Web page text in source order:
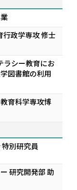
行政学専攻 修士
ラシー教育にお
図書館の利用
育科学専攻博
別研究員
研究開発部 助